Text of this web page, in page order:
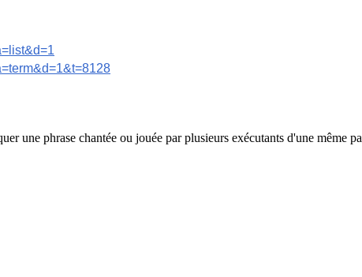
une phrase chantée ou jouée par plusieurs exécutants d'une même